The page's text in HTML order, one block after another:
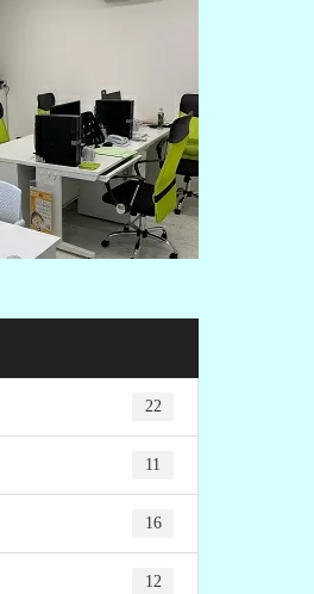
22
11
16
12